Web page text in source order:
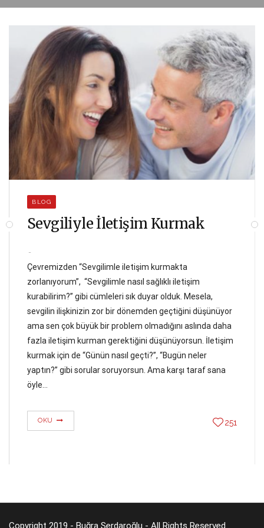
BLOG
Sevgiliyle İletişim Kurmak
Çevremizden “Sevgilimle iletişim kurmakta
zorlanıyorum”, “Sevgilimle nasıl sağlıklı iletişim
kurabilirim?” gibi cümleleri sık duyar olduk. Mesela,
sevgilin ilişkinizin zor bir dönemden geçtiğini düşünüyor
ama sen çok büyük bir problem olmadığını aslında daha
fazla iletişim kurman gerektiğini düşünüyorsun. İletişim
kurmak için de “Günün nasıl geçti?”, “Bugün neler
yaptın?” gibi sorular soruyorsun. Ama karşı taraf sana
öyle…
OKU 251
Copyright 2019 - Buğra Serdaroğlu - All Rights Reserved.